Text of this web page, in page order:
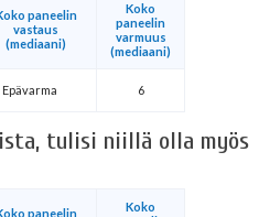
paneelin
vastaus
(mediaani)
Koko
paneelin
varmuus
(mediaani)
Epävarma 6
tulisi niillä olla myös
paneelin
Koko